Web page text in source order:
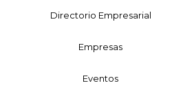
Directorio Empresarial
Empresas
Eventos